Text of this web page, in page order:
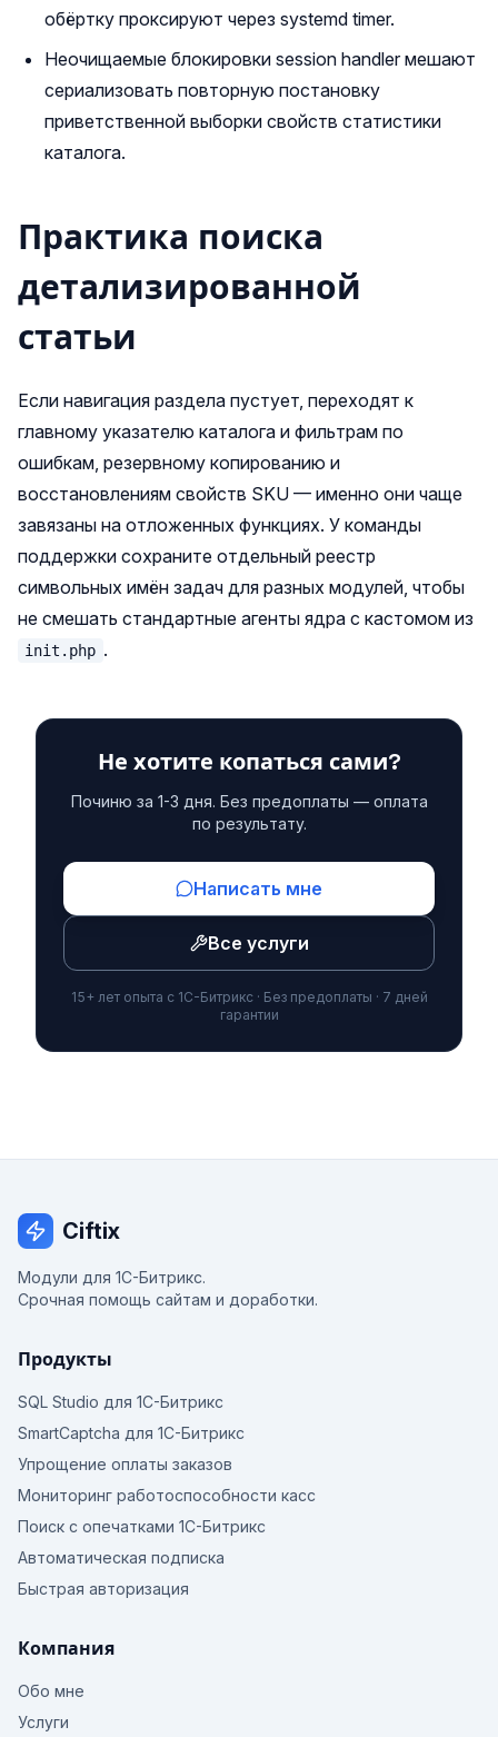
обёртку проксируют через systemd timer.
Неочищаемые блокировки session handler мешают
сериализовать повторную постановку
приветственной выборки свойств статистики
каталога.
Практика поиска
детализированной
статьи
Если навигация раздела пустует, переходят к
главному указателю каталога и фильтрам по
ошибкам, резервному копированию и
восстановлениям свойств SKU — именно они чаще
завязаны на отложенных функциях. У команды
поддержки сохраните отдельный реестр
символьных имён задач для разных модулей, чтобы
не смешать стандартные агенты ядра с кастомом из
init.php .
Не хотите копаться сами?
Починю за 1-3 дня. Без предоплаты — оплата
по результату.
Написать мне
Все услуги
15+ лет опыта с 1С-Битрикс · Без предоплаты · 7 дней
гарантии
Ciftix
Модули для 1С-Битрикс.
Срочная помощь сайтам и доработки.
Продукты
SQL Studio для 1С-Битрикс
SmartCaptcha для 1С-Битрикс
Упрощение оплаты заказов
Мониторинг работоспособности касс
Поиск с опечатками 1С-Битрикс
Автоматическая подписка
Быстрая авторизация
Компания
Обо мне
Услуги